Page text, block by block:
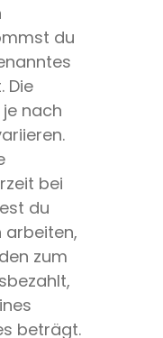
du
Die
nach
bei
du
arbeiten,
zum
beträgt.